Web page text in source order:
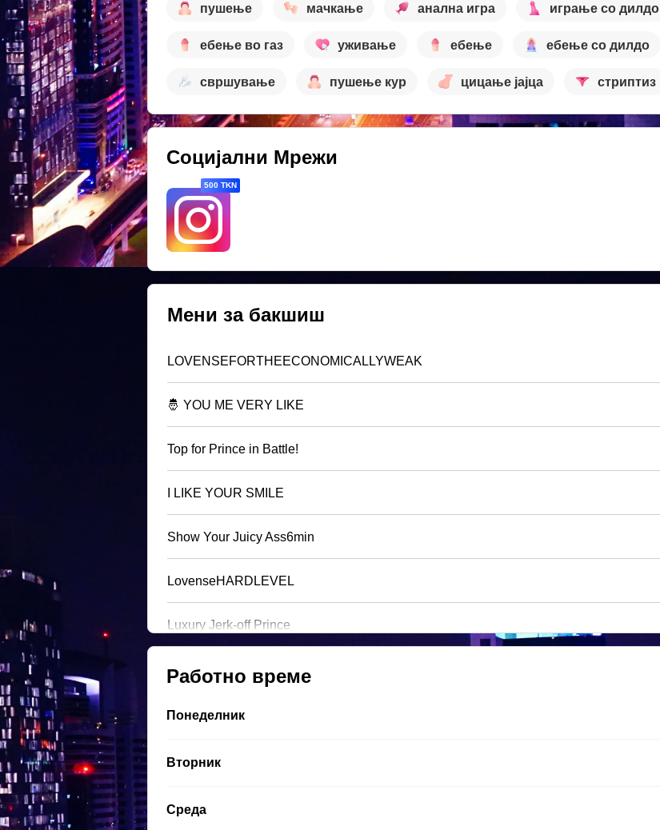
пушење мачкање анална игра играње со дилдо
ебење во газ уживање ебење ебење со дилдо
свршување пушење кур цицање јајца стриптиз
Социјални Мрежи
500 TKN
Мени за бакшиш
LOVENSEFORTHEECONOMICALLYWEAK
🤴 YOU ME VERY LIKE
Top for Prince in Battle!
I LIKE YOUR SMILE
Show Your Juicy Ass6min
LovenseHARDLEVEL
Luxury Jerk-off Prince
Работно време
Понеделник
Вторник
Среда